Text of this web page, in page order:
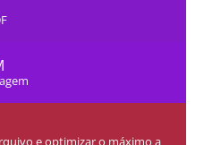
e optimizar o máximo a